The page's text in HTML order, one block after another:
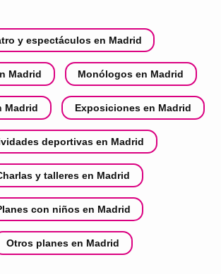
y espectáculos en Madrid
Madrid Monólogos en Madrid
Madrid Exposiciones en Madrid
deportivas en Madrid
y talleres en Madrid
con niños en Madrid
Otros planes en Madrid